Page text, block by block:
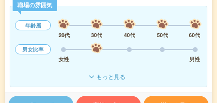
職場の雰囲気
年齢層
20代
30代 40代 50代
60代
男女比率
女性
男性
もっと見る